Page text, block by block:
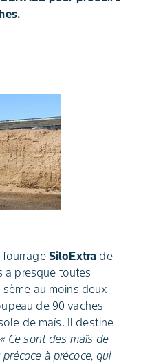
fourrageSiloExtra de
a presque toutes
au moins deux
de 90 vaches
de maïs. Il destine
« Ce sont des maïs de
à précoce, qui